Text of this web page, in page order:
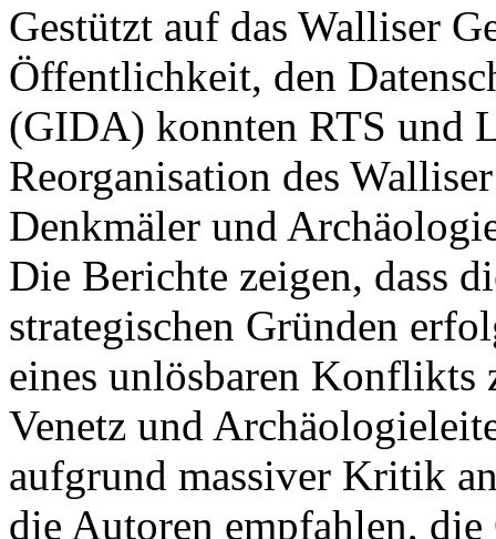
Gestützt auf das Walliser
Öffentlichkeit, den
(GIDA) konnten RTS und
Reorganisation des
Denkmäler und
Die Berichte zeigen, dass
strategischen Gründen
eines unlösbaren Konflikts
Venetz und
aufgrund massiver Kritik
die Autoren empfahlen,